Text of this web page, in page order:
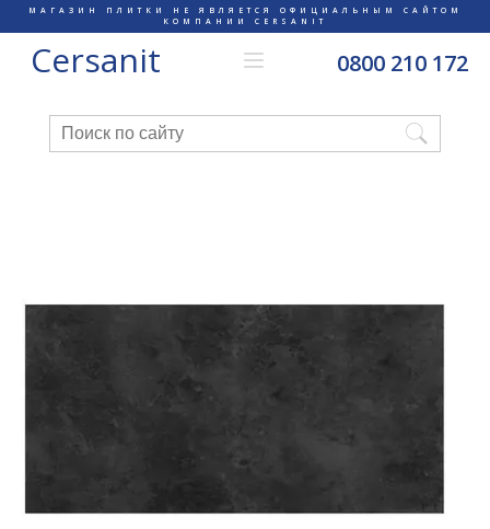
МАГАЗИН ПЛИТКИ НЕ ЯВЛЯЕТСЯ ОФИЦИАЛЬНЫМ САЙТОМ
КОМПАНИИ CERSANIT
Cersanit 0800 210 172